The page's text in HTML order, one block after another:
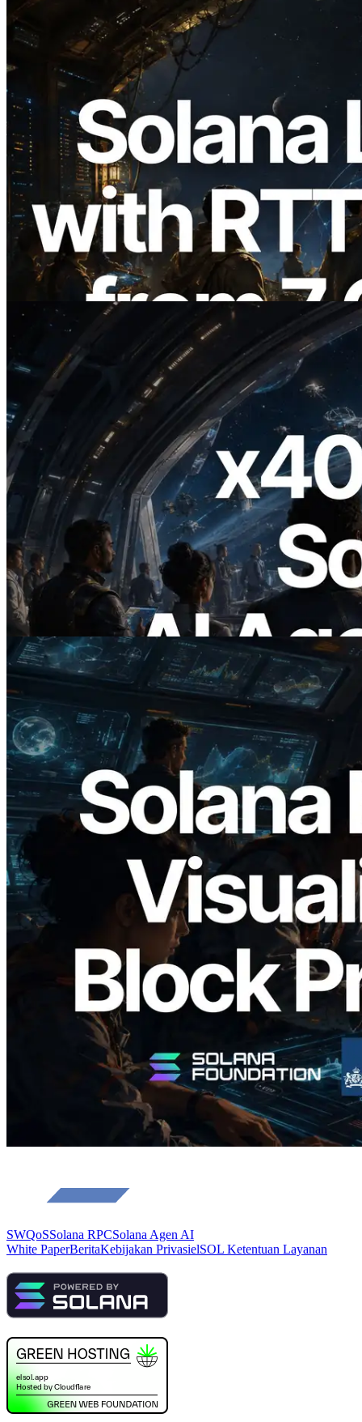
2026.08.05
ERPC Memperluas Solana Leader Slot
API dengan Pengukuran Ping dari 7
Region Global — Validators Information
API Juga Diluncurkan
2026.07.04
ERPC Meluncurkan Solana RPC
Berbasis x402 — Era AI Agent
Membayar API yang Dibutuhkan Secara
On Demand
Baca artikel ini
2026.05.24
Validators Solutions Meluncurkan Solana
Block Analyzer — Memvisualisasikan
Waktu Produksi Blok per Slot dan
Validator yang Ditugaskan
SWQoSSolana RPCSolana Agen AI
White PaperBeritaKebijakan PrivasielSOL Ketentuan Layanan